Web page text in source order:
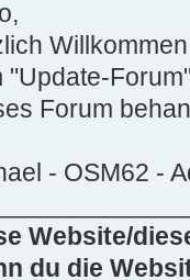
"Update-
Forum
- OSM62 -
Website/
du die